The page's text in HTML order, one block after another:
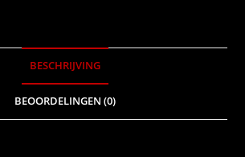
BESCHRIJVING
BEOORDELINGEN (0)